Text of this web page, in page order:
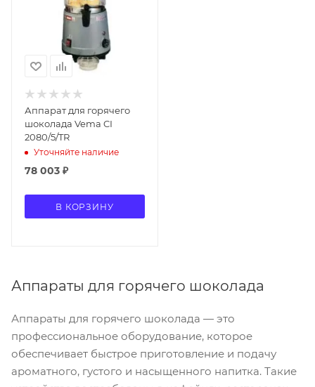
Аппарат для горячего
шоколада Vema CI
2080/5/TR
Уточняйте наличие
78 003 ₽
В КОРЗИНУ
Аппараты для горячего шоколада
Аппараты для горячего шоколада — это
профессиональное оборудование, которое
обеспечивает быстрое приготовление и подачу
ароматного, густого и насыщенного напитка. Такие